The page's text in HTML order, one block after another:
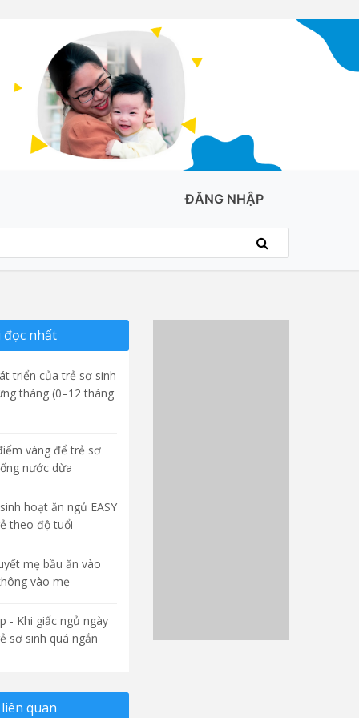
ĐĂNG NHẬP
nhất
triển của trẻ sơ sinh
tháng (0–12 tháng
vàng để trẻ sơ
nước dừa
hoạt ăn ngủ EASY
theo độ tuổi
mẹ bầu ăn vào
vào mẹ
- Khi giấc ngủ ngày
sơ sinh quá ngắn
quan